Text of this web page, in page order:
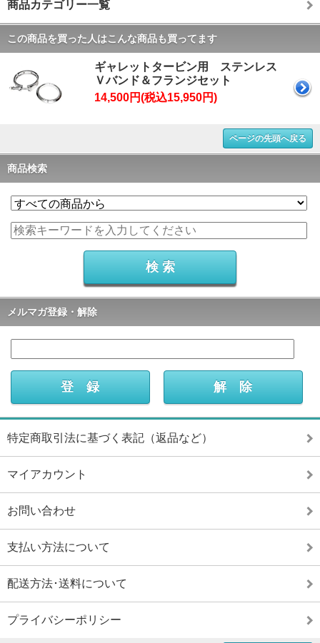
商品カテゴリー一覧
この商品を買った人はこんな商品も買ってます
ギャレットタービン用 ステンレス
Ｖバンド＆フランジセット
14,500円(税込15,950円)
ページの先頭へ戻る
商品検索
メルマガ登録・解除
特定商取引法に基づく表記（返品など）
マイアカウント
お問い合わせ
支払い方法について
配送方法･送料について
プライバシーポリシー